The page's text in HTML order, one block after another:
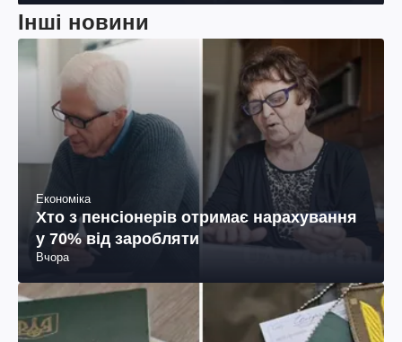
Інші новини
Економіка
Хто з пенсіонерів отримає нарахування
у 70% від заробляти
Вчора